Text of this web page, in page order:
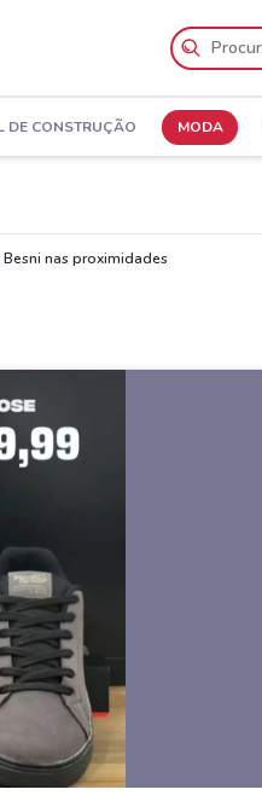
DE CONSTRUÇÃO MODA
Besni nas proximidades